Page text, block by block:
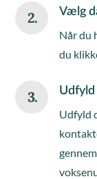
2. Vælg
Når du
du
3.
Udfyld